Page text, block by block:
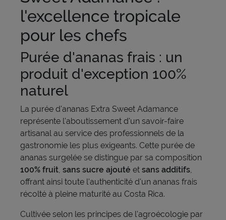
l'excellence tropicale
pour les chefs
Purée d'ananas frais : un
produit d'exception 100%
naturel
La purée d'ananas Extra Sweet Adamance
représente l'aboutissement d'un savoir-faire
artisanal au service des professionnels de la
gastronomie les plus exigeants. Cette purée de
ananas surgelée se distingue par sa composition
100% fruit, sans sucre ajouté et sans additifs,
offrant ainsi toute l'authenticité d'un ananas frais
récolté à pleine maturité au Costa Rica.
Cultivée selon les principes de l'agroécologie par